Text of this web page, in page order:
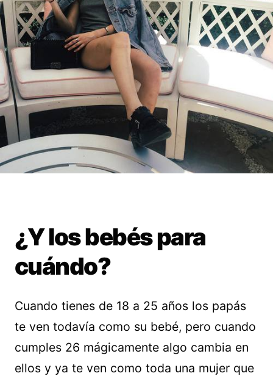
¿Y los bebés para
cuándo?
Cuando tienes de 18 a 25 años los papás
te ven todavía como su bebé, pero cuando
cumples 26 mágicamente algo cambia en
ellos y ya te ven como toda una mujer que